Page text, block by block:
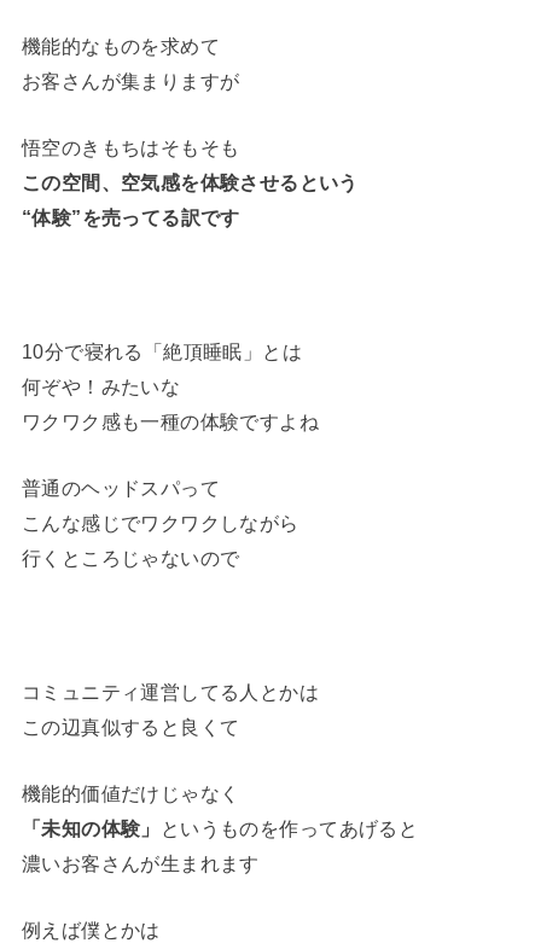
機能的なものを求めて
お客さんが集まりますが
悟空のきもちはそもそも
この空間、空気感を体験させるという
“体験”を売ってる訳です
10分で寝れる「絶頂睡眠」とは
何ぞや！みたいな
ワクワク感も一種の体験ですよね
普通のヘッドスパって
こんな感じでワクワクしながら
行くところじゃないので
コミュニティ運営してる人とかは
この辺真似すると良くて
機能的価値だけじゃなく
「未知の体験」
というものを作ってあげると
濃いお客さんが生まれます
例えば僕とかは